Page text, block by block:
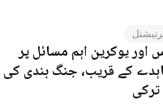
اور یوکرین اہم مسائل پر
کے قریب، جنگ بندی کی
ترکی